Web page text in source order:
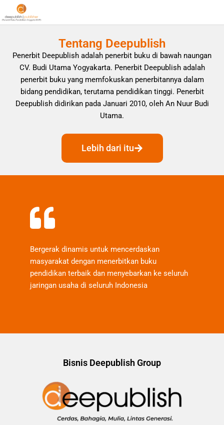
Tentang Deepublish
Penerbit Deepublish adalah penerbit buku di bawah naungan
CV. Budi Utama Yogyakarta. Penerbit Deepublish adalah
penerbit buku yang memfokuskan penerbitannya dalam
bidang pendidikan, terutama pendidikan tinggi. Penerbit
Deepublish didirikan pada Januari 2010, oleh An Nuur Budi
Utama.
Lebih dari itu
Bergerak dinamis untuk mencerdaskan
masyarakat dengan menerbitkan buku
pendidikan terbaik dan menyebarkan ke seluruh
jaringan usaha di seluruh Indonesia
Bisnis Deepublish Group